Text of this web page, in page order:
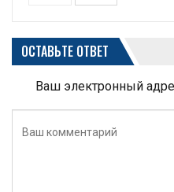
ОСТАВЬТЕ ОТВЕТ
Ваш электронный